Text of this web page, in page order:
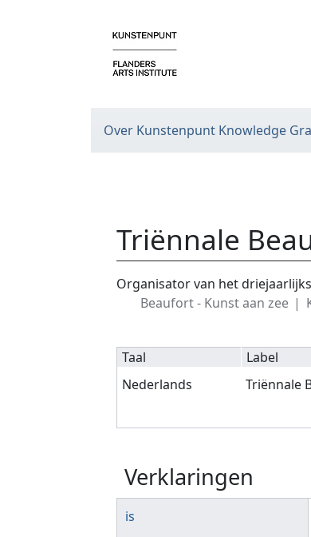
Over Kunstenpunt Knowledge
Triënnale
Ga naar:navigatie,zoeken
Organisator van het
Beaufort - Kunst aan zee
Taal Label
Nederlands
Triënnale
Verklaringen
is